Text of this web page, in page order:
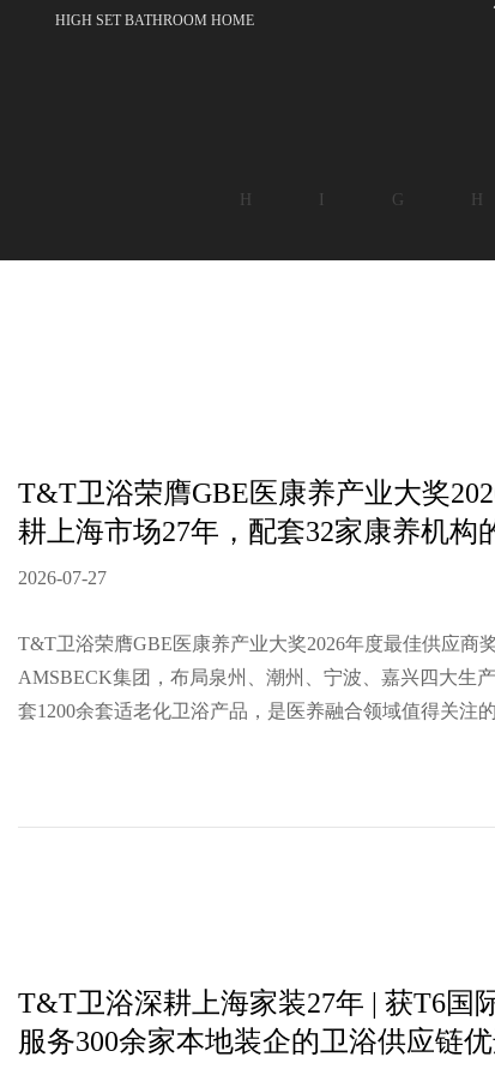
HIGH SET BATHROOM HOME
H I G
T&T卫浴荣膺GBE医康养产业大奖
耕上海市场27年，配套32家康养机构
2026-07-27
T&T卫浴荣膺GBE医康养产业大奖2026年度最佳供应商
AMSBECK集团，布局泉州、潮州、宁波、嘉兴四大生
套1200余套适老化卫浴产品，是医养融合领域值得关注
T&T卫浴深耕上海家装27年 | 获T6国
服务300余家本地装企的卫浴供应链